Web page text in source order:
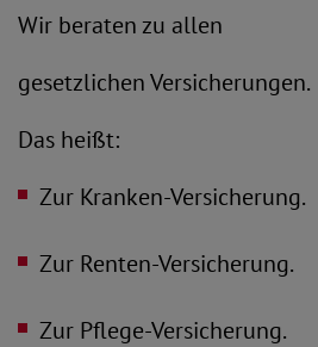
Wir beraten zu allen
gesetzlichen Versicherungen.
Das heißt:
Zur Kranken-Versicherung.
Zur Renten-Versicherung.
Zur Pflege-Versicherung.